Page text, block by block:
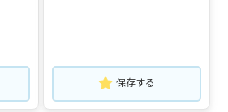
保存する